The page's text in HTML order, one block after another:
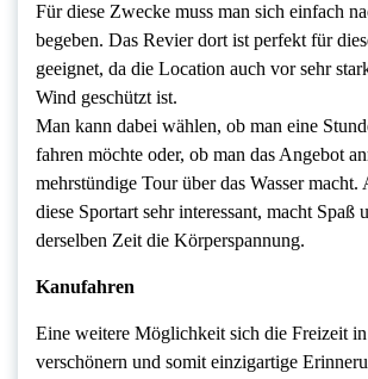
Für diese Zwecke muss man sich einfach
begeben. Das Revier dort ist perfekt für
geeignet, da die Location auch vor sehr
Wind geschützt ist.
Man kann dabei wählen, ob man eine
fahren möchte oder, ob man das Angebot
mehrstündige Tour über das Wasser
diese Sportart sehr interessant, macht Spaß
derselben Zeit die Körperspannung.
Kanufahren
Eine weitere Möglichkeit sich die Freizeit
verschönern und somit einzigartige